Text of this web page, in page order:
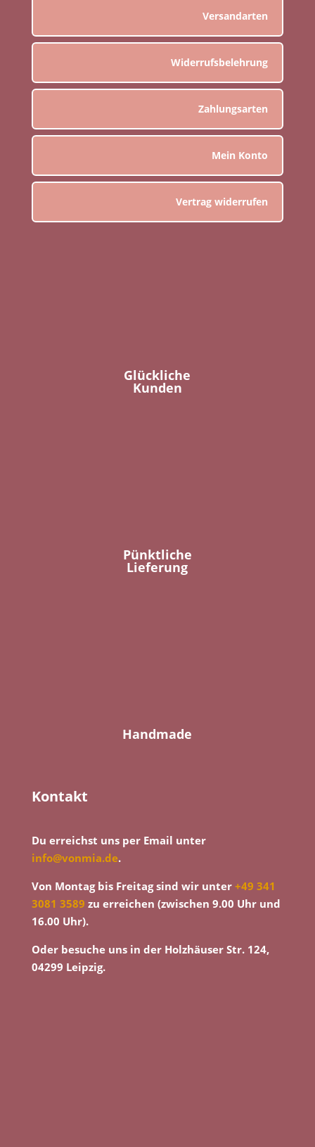
Versandarten
Widerrufsbelehrung
Zahlungsarten
Mein Konto
Vertrag widerrufen
Glückliche
Kunden
Pünktliche
Lieferung
Handmade
Kontakt
Du erreichst uns per Email unter
info@vonmia.de.
Von Montag bis Freitag sind wir unter +49 341
3081 3589 zu erreichen (zwischen 9.00 Uhr und
16.00 Uhr).
Oder besuche uns in der Holzhäuser Str. 124,
04299 Leipzig.